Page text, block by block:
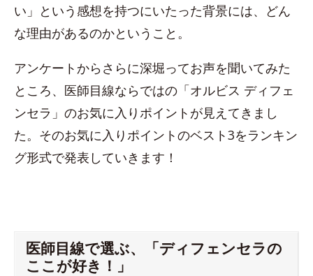
い」という感想を持つにいたった背景には、どん
な理由があるのかということ。
アンケートからさらに深堀ってお声を聞いてみた
ところ、医師目線ならではの「オルビス ディフェ
ンセラ」のお気に入りポイントが見えてきまし
た。そのお気に入りポイントのベスト3をランキン
グ形式で発表していきます！
医師目線で選ぶ、「ディフェンセラの
ここが好き！」